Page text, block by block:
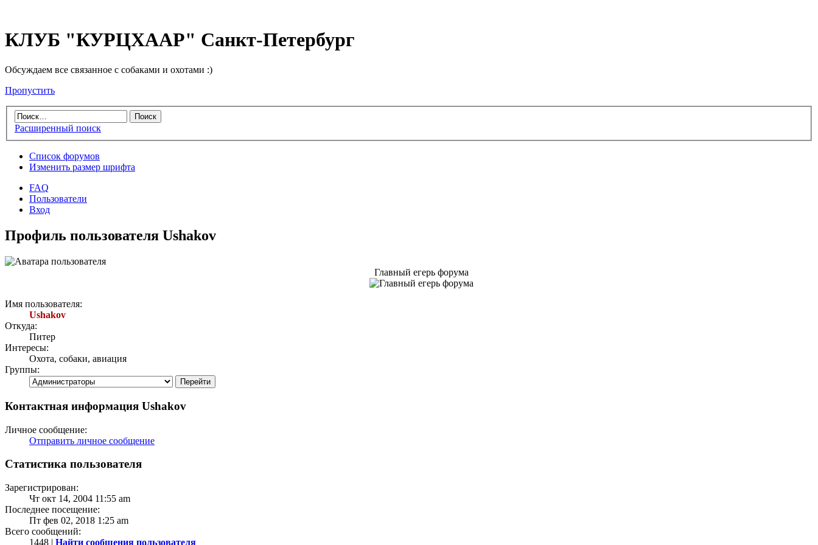
КЛУБ "КУРЦХААР" Санкт-Петербург
Обсуждаем все связанное с собаками и охотами :)
Пропустить
Расширенный поиск
Список форумов
Изменить размер шрифта
FAQ
Пользователи
Вход
Профиль пользователя Ushakov
Главный егерь форума
Имя пользователя:
Ushakov
Откуда:
Питер
Интересы:
Охота, собаки, авиация
Группы:
Контактная информация Ushakov
Личное сообщение:
Отправить личное сообщение
Статистика пользователя
Зарегистрирован:
Чт окт 14, 2004 11:55 am
Последнее посещение:
Пт фев 02, 2018 1:25 am
Всего сообщений:
1448 | Найти сообщения пользователя